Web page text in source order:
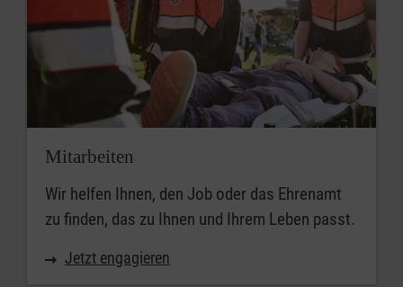
Mitarbeiten
Wir helfen Ihnen, den Job oder das Ehrenamt
zu finden, das zu Ihnen und Ihrem Leben passt.
Jetzt engagieren